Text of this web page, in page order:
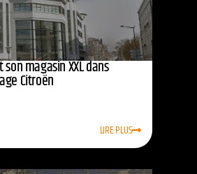
magasin XXL dans
Citroën
LIRE PLUS